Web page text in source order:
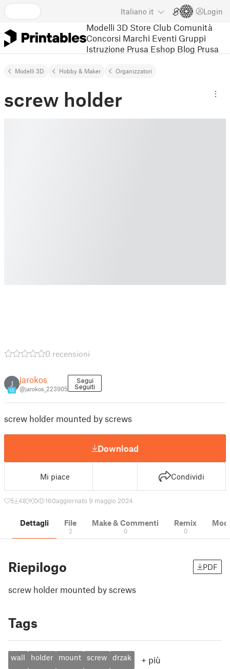
Italiano it Login
Modelli 3D Store Club Comunità
Concorsi Marchi Eventi Gruppi
Istruzione Prusa Eshop Blog Prusa
Modelli 3D Hobby & Maker Organizzatori
screw holder
0 recensioni
J
10
jarokos
@jarokos_223905
Segui
Seguiti
screw holder mounted by screws
Download
Mi piace Condividi
5 48 0 160aggiornato 9 maggio 2024
Dettagli File
2
Make & Commenti
0
Remix
0
Riepilogo PDF
screw holder mounted by screws
Tags
wall holder mount screw drzak + più